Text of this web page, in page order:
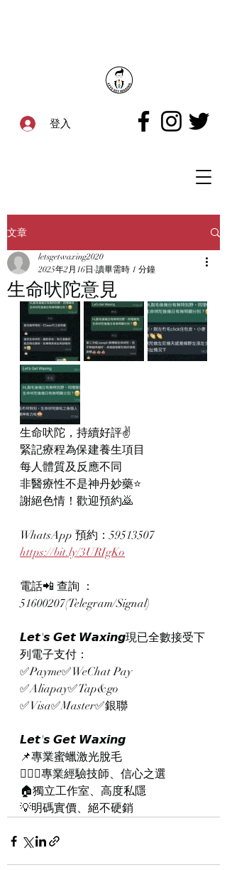
登入
文章
生命吠陀意見
letsgetwaxing2020
2025年2月16日 讀畢需時 1 分鐘
生命吠陀，持續好評✌️
緊記療程為保建養生項目
每人體質及反應不同
非醫療性不是神丹妙藥⭐
謝絕色情！歡迎預約🙇
WhatsApp 預約：59513507
https://bit.ly/3URIgKo
電話📲 查詢 ：
51600207(Telegram/Signal)
𝙇𝙚𝙩'𝙨 𝙂𝙚𝙩 𝙒𝙖𝙭𝙞𝙣𝙜現已全數接受下
列電子支付：
✅Payme✅WeChat Pay
✅Aliapay✅Tap&go
✅Visa✅Master✅銀聯
𝙇𝙚𝙩'𝙨 𝙂𝙚𝙩 𝙒𝙖𝙭𝙞𝙣𝙜
📌專業蜜蠟激光脫毛
👨🏻‍⚕️專業經驗技師、信心之選
🏠獨立工作室、高度私隱
💡明碼實價、絕不硬銷